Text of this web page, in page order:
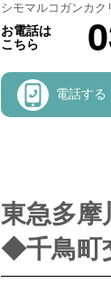
シモマルコガンカク
お電話は
こちら
電話する
東急多摩
◆千鳥町